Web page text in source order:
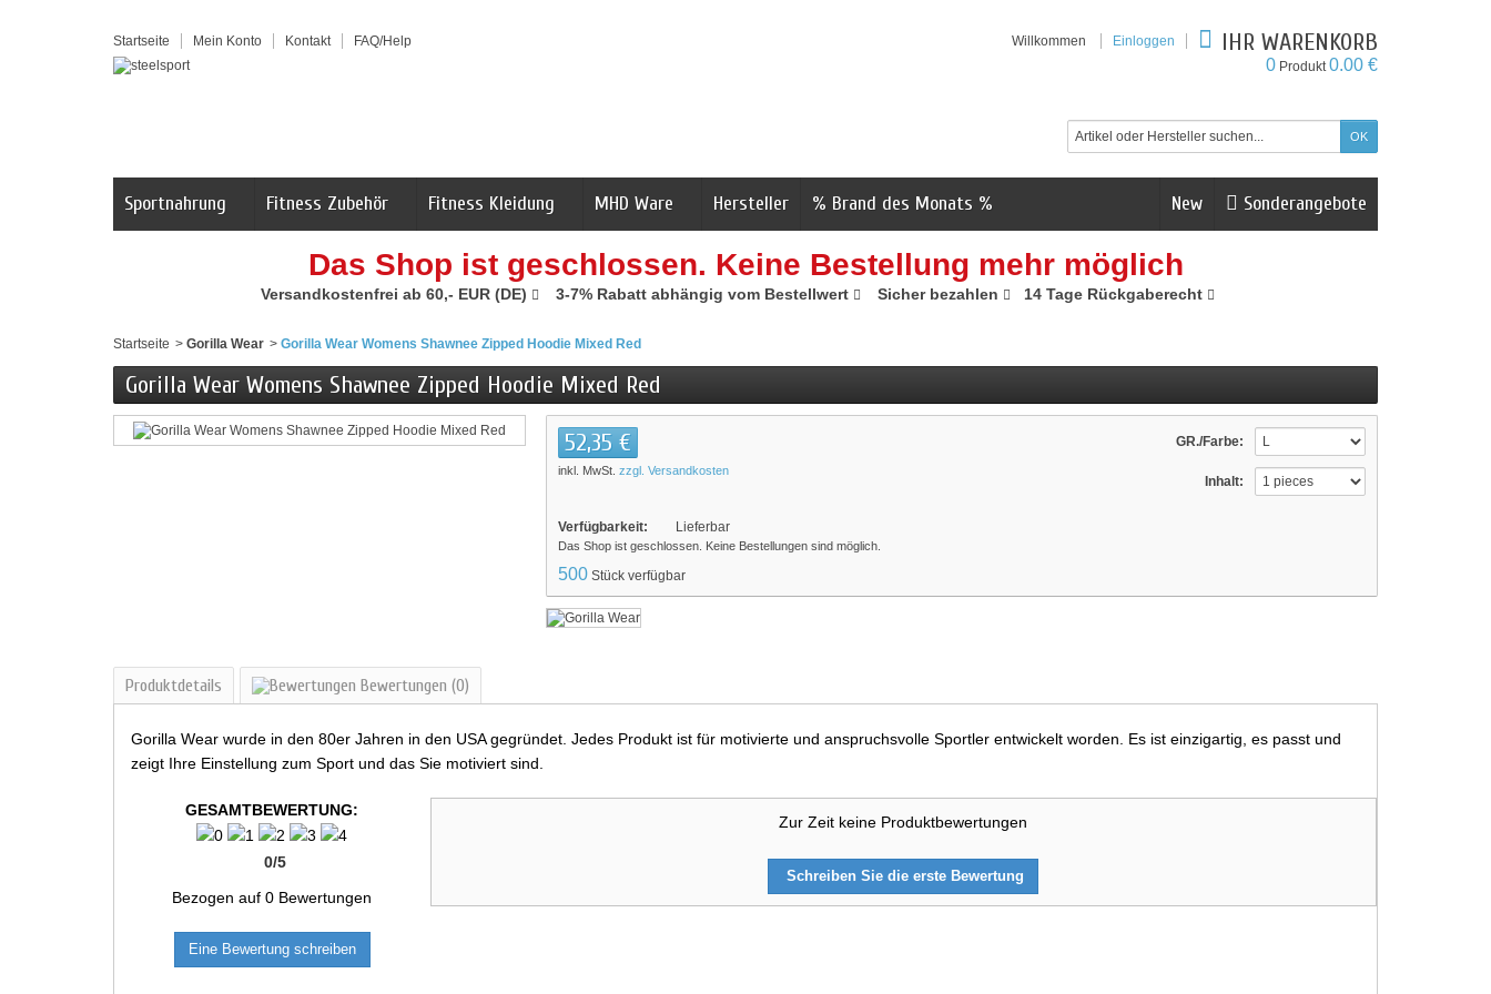
Startseite Mein Konto Kontakt FAQ/Help Willkommen Einloggen IHR WARENKORB
0 Produkt0.00 €
Sonderangebote
New
Sportnahrung Fitness Zubehör Fitness Kleidung MHD Ware Hersteller % Brand des Monats %
Das Shop ist geschlossen. Keine Bestellung mehr möglich
Versandkostenfrei ab 60,- EUR (DE) 3-7% Rabatt abhängig vom Bestellwert Sicher bezahlen 14 Tage Rückgaberecht
Startseite > Gorilla Wear > Gorilla Wear Womens Shawnee Zipped Hoodie Mixed Red
Gorilla Wear Womens Shawnee Zipped Hoodie Mixed Red
GR./Farbe:
Inhalt:
52,35 €
inkl. MwSt. zzgl. Versandkosten
Verfügbarkeit: Lieferbar
Das Shop ist geschlossen. Keine Bestellungen sind möglich.
500 Stück verfügbar
Produktdetails Bewertungen (0)
Gorilla Wear wurde in den 80er Jahren in den USA gegründet. Jedes Produkt ist für motivierte und anspruchsvolle Sportler entwickelt worden. Es ist einzigartig, es passt und
zeigt Ihre Einstellung zum Sport und das Sie motiviert sind.
GESAMTBEWERTUNG:
0/5
Bezogen auf0 Bewertungen
Eine Bewertung schreiben
Zur Zeit keine Produktbewertungen
Schreiben Sie die erste Bewertung